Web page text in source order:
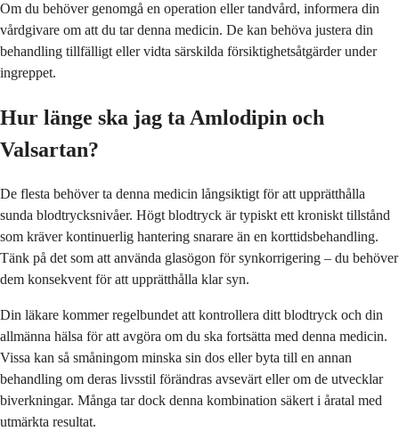
Om du behöver genomgå en operation eller tandvård, informera din
vårdgivare om att du tar denna medicin. De kan behöva justera din
behandling tillfälligt eller vidta särskilda försiktighetsåtgärder under
ingreppet.
Hur länge ska jag ta Amlodipin och
Valsartan?
De flesta behöver ta denna medicin långsiktigt för att upprätthålla
sunda blodtrycksnivåer. Högt blodtryck är typiskt ett kroniskt tillstånd
som kräver kontinuerlig hantering snarare än en korttidsbehandling.
Tänk på det som att använda glasögon för synkorrigering – du behöver
dem konsekvent för att upprätthålla klar syn.
Din läkare kommer regelbundet att kontrollera ditt blodtryck och din
allmänna hälsa för att avgöra om du ska fortsätta med denna medicin.
Vissa kan så småningom minska sin dos eller byta till en annan
behandling om deras livsstil förändras avsevärt eller om de utvecklar
biverkningar. Många tar dock denna kombination säkert i åratal med
utmärkta resultat.